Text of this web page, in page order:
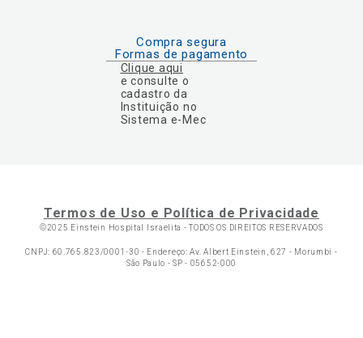
Compra segura
Formas de pagamento
Clique aqui
e consulte o
cadastro da
Instituição no
Sistema e-Mec
Termos de Uso e Política de Privacidade
©2025 Einstein Hospital Israelita -TODOS OS DIREITOS RESERVADOS
CNPJ: 60.765.823/0001-30 - Endereço: Av. Albert Einstein, 627 - Morumbi -
São Paulo - SP - 05652-000